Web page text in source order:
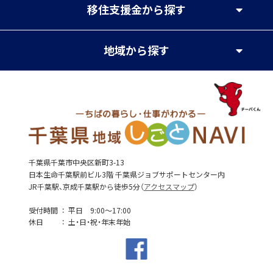
移住支援金から探す
地域から探す
千葉県千葉市中央区新町3-13
日本生命千葉駅前ビル3階 千葉県ジョブサポートセンター内
JR千葉駅、京成千葉駅から徒歩5分（アクセスマップ）
受付時間
平日 9:00～17:00
休日
土・日・祝・年末年始